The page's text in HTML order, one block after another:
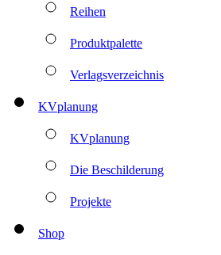
Reihen
Produktpalette
Verlagsverzeichnis
KVplanung
KVplanung
Die Beschilderung
Projekte
Shop